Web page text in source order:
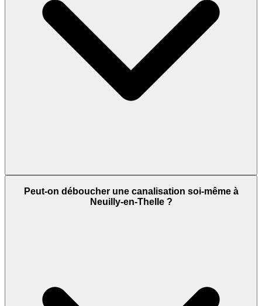
Peut-on déboucher une canalisation soi-même à
Neuilly-en-Thelle ?